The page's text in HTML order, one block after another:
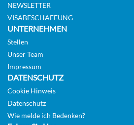
NEWSLETTER
VISABESCHAFFUNG
UNTERNEHMEN
Stellen
Unser Team
Impressum
DATENSCHUTZ
Cookie Hinweis
Datenschutz
Wie melde ich Bedenken?